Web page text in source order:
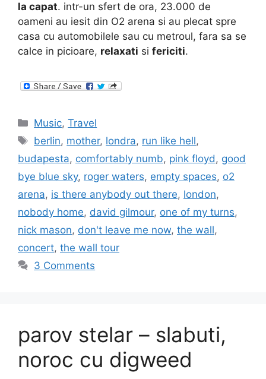
la capat. intr-un sfert de ora, 23.000 de
oameni au iesit din O2 arena si au plecat spre
casa cu automobilele sau cu metroul, fara sa se
calce in picioare, relaxati si fericiti.
Categories
Music,Travel
Tags
berlin, mother, londra, run like hell,
budapesta, comfortably numb, pink floyd , good
bye blue sky, roger waters, empty spaces, o2
arena, is there anybody out there, london,
nobody home, david gilmour, one of my turns,
nick mason, don't leave me now, the wall,
concert, the wall tour
3 Comments
parov stelar – slabuti,
noroc cu digweed